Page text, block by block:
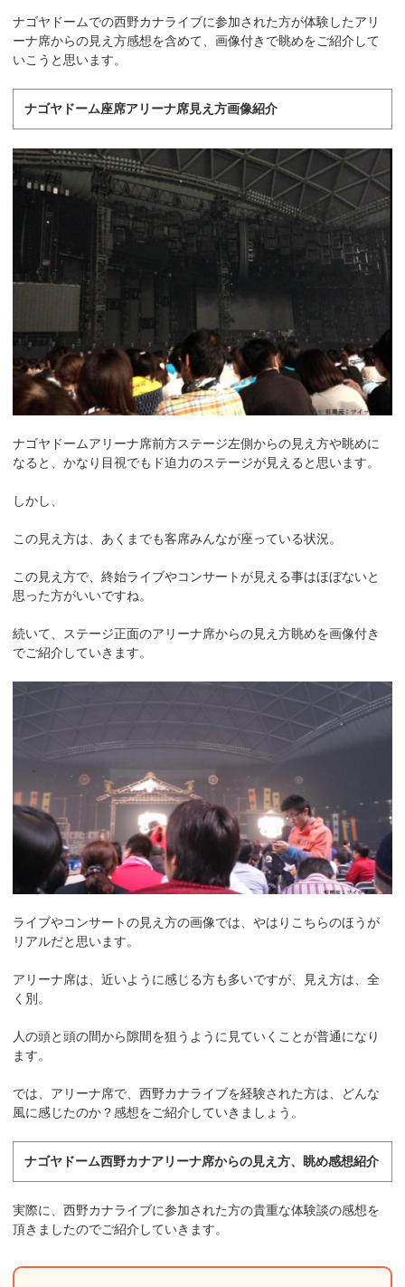
ナゴヤドームでの西野カナライブに参加された方が体験したアリ
ーナ席からの見え方感想を含めて、画像付きで眺めをご紹介して
いこうと思います。
ナゴヤドーム座席アリーナ席見え方画像紹介
ナゴヤドームアリーナ席前方ステージ左側からの見え方や眺めに
なると、かなり目視でもド迫力のステージが見えると思います。
しかし、
この見え方は、あくまでも客席みんなが座っている状況。
この見え方で、終始ライブやコンサートが見える事はほぼないと
思った方がいいですね。
続いて、ステージ正面のアリーナ席からの見え方眺めを画像付き
でご紹介していきます。
ライブやコンサートの見え方の画像では、やはりこちらのほうが
リアルだと思います。
アリーナ席は、近いように感じる方も多いですが、見え方は、全
く別。
人の頭と頭の間から隙間を狙うように見ていくことが普通になり
ます。
では、アリーナ席で、西野カナライブを経験された方は、どんな
風に感じたのか？感想をご紹介していきましょう。
ナゴヤドーム西野カナアリーナ席からの見え方、眺め感想紹介
実際に、西野カナライブに参加された方の貴重な体験談の感想を
頂きましたのでご紹介していきます。